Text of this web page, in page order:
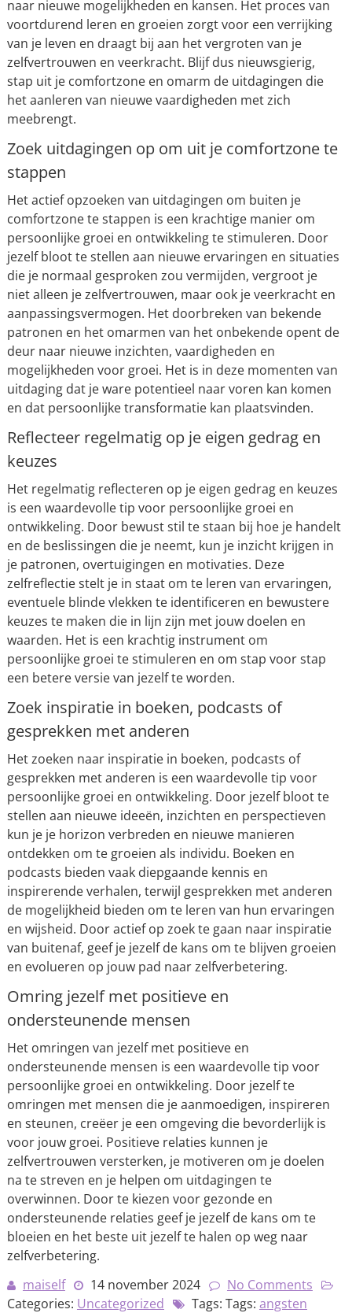
naar nieuwe mogelijkheden en kansen. Het proces van
voortdurend leren en groeien zorgt voor een verrijking
van je leven en draagt bij aan het vergroten van je
zelfvertrouwen en veerkracht. Blijf dus nieuwsgierig,
stap uit je comfortzone en omarm de uitdagingen die
het aanleren van nieuwe vaardigheden met zich
meebrengt.
Zoek uitdagingen op om uit je comfortzone te
stappen
Het actief opzoeken van uitdagingen om buiten je
comfortzone te stappen is een krachtige manier om
persoonlijke groei en ontwikkeling te stimuleren. Door
jezelf bloot te stellen aan nieuwe ervaringen en situaties
die je normaal gesproken zou vermijden, vergroot je
niet alleen je zelfvertrouwen, maar ook je veerkracht en
aanpassingsvermogen. Het doorbreken van bekende
patronen en het omarmen van het onbekende opent de
deur naar nieuwe inzichten, vaardigheden en
mogelijkheden voor groei. Het is in deze momenten van
uitdaging dat je ware potentieel naar voren kan komen
en dat persoonlijke transformatie kan plaatsvinden.
Reflecteer regelmatig op je eigen gedrag en
keuzes
Het regelmatig reflecteren op je eigen gedrag en keuzes
is een waardevolle tip voor persoonlijke groei en
ontwikkeling. Door bewust stil te staan bij hoe je handelt
en de beslissingen die je neemt, kun je inzicht krijgen in
je patronen, overtuigingen en motivaties. Deze
zelfreflectie stelt je in staat om te leren van ervaringen,
eventuele blinde vlekken te identificeren en bewustere
keuzes te maken die in lijn zijn met jouw doelen en
waarden. Het is een krachtig instrument om
persoonlijke groei te stimuleren en om stap voor stap
een betere versie van jezelf te worden.
Zoek inspiratie in boeken, podcasts of
gesprekken met anderen
Het zoeken naar inspiratie in boeken, podcasts of
gesprekken met anderen is een waardevolle tip voor
persoonlijke groei en ontwikkeling. Door jezelf bloot te
stellen aan nieuwe ideeën, inzichten en perspectieven
kun je je horizon verbreden en nieuwe manieren
ontdekken om te groeien als individu. Boeken en
podcasts bieden vaak diepgaande kennis en
inspirerende verhalen, terwijl gesprekken met anderen
de mogelijkheid bieden om te leren van hun ervaringen
en wijsheid. Door actief op zoek te gaan naar inspiratie
van buitenaf, geef je jezelf de kans om te blijven groeien
en evolueren op jouw pad naar zelfverbetering.
Omring jezelf met positieve en
ondersteunende mensen
Het omringen van jezelf met positieve en
ondersteunende mensen is een waardevolle tip voor
persoonlijke groei en ontwikkeling. Door jezelf te
omringen met mensen die je aanmoedigen, inspireren
en steunen, creëer je een omgeving die bevorderlijk is
voor jouw groei. Positieve relaties kunnen je
zelfvertrouwen versterken, je motiveren om je doelen
na te streven en je helpen om uitdagingen te
overwinnen. Door te kiezen voor gezonde en
ondersteunende relaties geef je jezelf de kans om te
bloeien en het beste uit jezelf te halen op weg naar
zelfverbetering.
maiself
14 november 2024
No Comments
Categories: Uncategorized Tags: Tags: angsten